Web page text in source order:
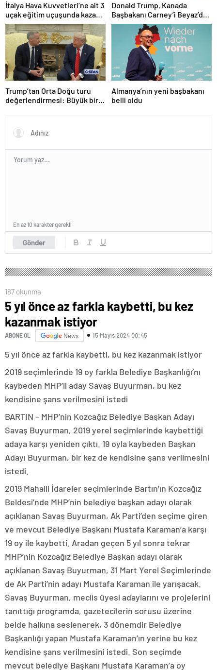
İtalya Hava Kuvvetleri’ne ait 3
uçak eğitim uçuşunda kaza
yaptı
Donald Trump, Kanada
Başbakanı Carney’i Beyaz’da
ağırladı
Trump’tan Orta Doğu turu
değerlendirmesi: Büyük bir
Almanya’nın yeni başbakanı
belli oldu
Gönder
En az 10 karakter gerekli
187 okunma
5 yıl önce az farkla kaybetti, bu kez
kazanmak istiyor
ABONE OL News 15 Mayıs 2024 00:45
5 yıl önce az farkla kaybetti, bu kez kazanmak istiyor
2019 seçimlerinde 19 oy farkla Belediye Başkanlığı’nı
kaybeden MHP’li aday Savaş Buyurman, bu kez
kendisine şans verilmesini istedi
BARTIN – MHP’nin Kozcağız Belediye Başkan Adayı
Savaş Buyurman, 2019 yerel seçimlerinde kaybettiği
adaya karşı yeniden çıktı. 19 oyla kaybeden Başkan
Adayı Buyurman, bir kez de kendisine şans verilmesini
istedi.
2019 Mahalli İdareler seçimlerinde Bartın’ın Kozcağız
Beldesi’nde MHP’nin belediye başkan adayı olarak
açıklanan Savaş Buyurman, Ak Parti’den seçime giren
ve mevcut Belediye Başkanı Mustafa Karaman’a karşı
19 oy ile kaybetti. Aradan geçen 5 yıl sonra tekrar
MHP’nin Kozcağız Belediye Başkan adayı olarak
açıklanan Savaş Buyurman, 31 Mart Yerel Seçimlerinde
de Ak Parti’nin adayı Mustafa Karaman ile yarışacak.
Savaş Buyurman, meclis üyesi adaylarını ve projelerini
tanıttığı programda, gazetecilerin sorusu üzerine
belde halkına seslenerek, 3 dönemdir Belediye
Başkanlığı yapan Mustafa Karaman’ın yerine bu kez
kendisine şans verilmesini istedi. Son seçimde
mevcut belediye Başkanı Mustafa Karaman’a oy